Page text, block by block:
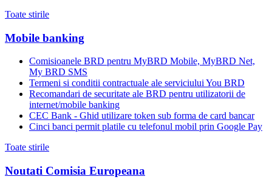
Toate stirile
Mobile banking
Comisioanele BRD pentru MyBRD Mobile, MyBRD Net,
My BRD SMS
Termeni si conditii contractuale ale serviciului You BRD
Recomandari de securitate ale BRD pentru utilizatorii de
internet/mobile banking
CEC Bank - Ghid utilizare token sub forma de card bancar
Cinci banci permit platile cu telefonul mobil prin Google Pay
Toate stirile
Noutati Comisia Europeana